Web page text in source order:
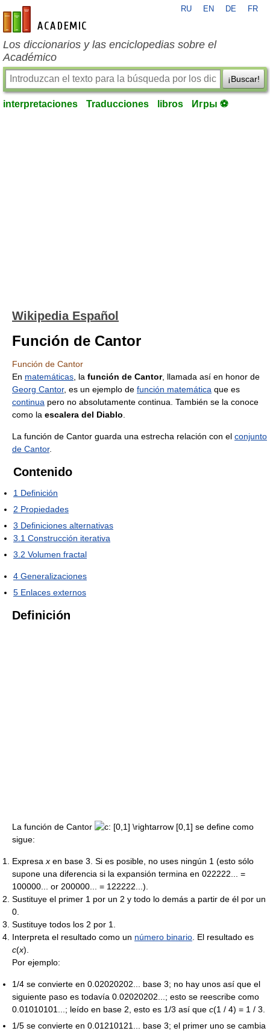
es-academic.com
RU EN DE FR
Los diccionarios y las enciclopedias sobre el
Académico
¡Buscar!
interpretaciones Traducciones libros Игры ⚽
Wikipedia Español
Función de Cantor
Función de Cantor
En matemáticas , la función de Cantor, llamada así en honor de
Georg Cantor, es un ejemplo de función matemática que es
continua pero no absolutamente continua. También se la conoce
como la escalera del Diablo
La función de Cantor guarda una estrecha relación con el conjunto
de Cantor.
Contenido
1 Definición
2 Propiedades
3 Definiciones alternativas
3.1 Construcción iterativa
3.2 Volumen fractal
4 Generalizaciones
5 Enlaces externos
Definición
La función de Cantor
se define como
sigue:
Expresa x en base 3. Si es posible, no uses ningún 1 (esto sólo
supone una diferencia si la expansión termina en 022222... =
100000... or 200000... = 122222...).
Sustituye el primer 1 por un 2 y todo lo demás a partir de él por un
0.
Sustituye todos los 2 por 1.
Interpreta el resultado como un número binario . El resultado es
c(x)
Por ejemplo:
1/4 se convierte en 0.02020202... base 3; no hay unos así que el
siguiente paso es todavía 0.02020202...; esto se reescribe como
0.01010101...; leído en base 2, esto es 1/3 así que c(1 / 4) = 1 / 3
1/5 se convierte en 0.01210121... base 3; el primer uno se cambia